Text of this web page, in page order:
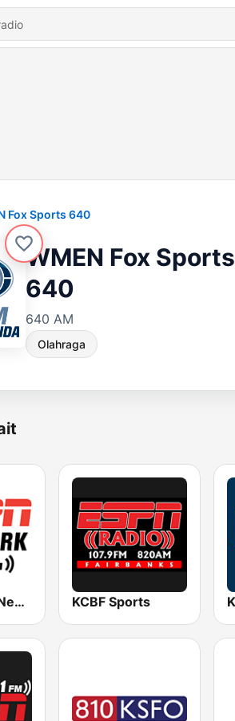
Fox Sports 640
WMEN Fox Sports
640
640 AM
Olahraga
WEPN ESPN New York 98.7 - US Only KCBF Sports